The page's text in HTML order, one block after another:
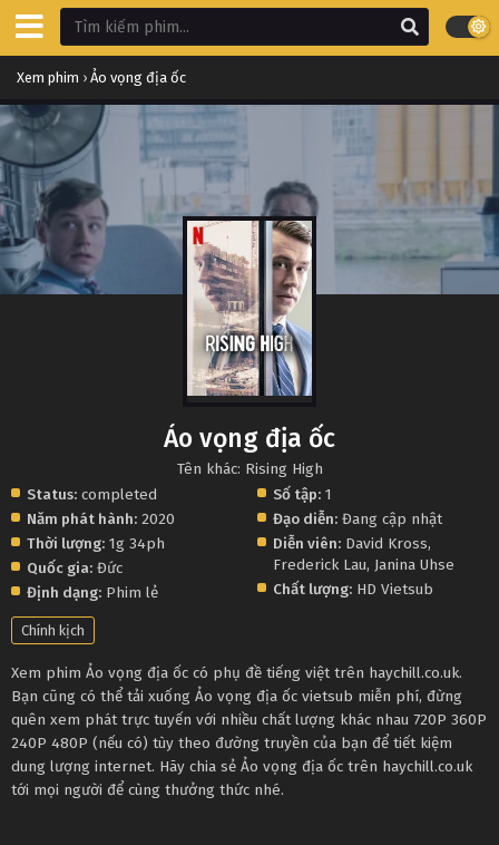
Xem phim › Ảo vọng địa ốc
Ảo vọng địa ốc
Tên khác: Rising High
Status: completed
Năm phát hành: 2020
Thời lượng: 1g 34ph
Quốc gia: Đức
Định dạng: Phim lẻ
Số tập: 1
Đạo diễn: Đang cập nhật
Diễn viên: David Kross,
Frederick Lau, Janina Uhse
Chất lượng: HD Vietsub
Chính kịch
Xem phim Ảo vọng địa ốc có phụ đề tiếng việt trên haychill.co.uk.
Bạn cũng có thể tải xuống Ảo vọng địa ốc vietsub miễn phí, đừng
quên xem phát trực tuyến với nhiều chất lượng khác nhau 720P 360P
240P 480P (nếu có) tùy theo đường truyền của bạn để tiết kiệm
dung lượng internet. Hãy chia sẻ Ảo vọng địa ốc trên haychill.co.uk
tới mọi người để cùng thưởng thức nhé.